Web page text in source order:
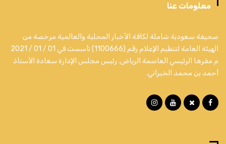
معلومات عنا
صحيفة سعودية شاملة لكافة الأخبار المحلية والعالمية مرخصة من
الهيئة العامة لتنظيم الإعلام رقم (1100666) تأسست في 01 / 01 / 2021
م مقرها الرئيسي العاصمة الرياض. رئيس مجلس الإدارة سعادة الأستاذ
أحمد بن محمد الخبراني.